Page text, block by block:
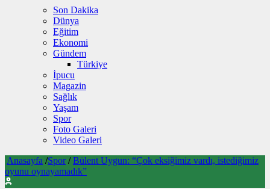
Son Dakika
Dünya
Eğitim
Ekonomi
Gündem
Türkiye
İpucu
Magazin
Sağlık
Yaşam
Spor
Foto Galeri
Video Galeri
Anasayfa /Spor / Bülent Uygun: “Çok eksiğimiz vardı, istediğimiz
oyunu oynayamadık”